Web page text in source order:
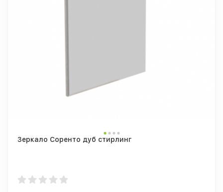
Зеркало Соренто дуб стирлинг